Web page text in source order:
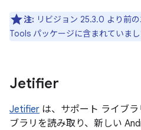
注: リビジョン 25.3.0 より前
Tools パッケージに含まれていまし
Jetifier
Jetifier は、サポート ライブ
ブラリを読み取り、新しい